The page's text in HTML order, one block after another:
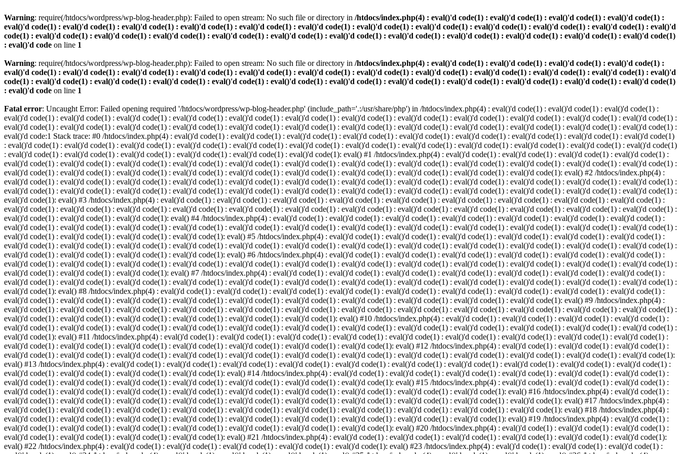
Warning: require(/htdocs/wordpress/wp-blog-header.php): Failed to open stream: No such file or directory in /htdocs/index.php(4) : eval()'d code(1) : eval()'d code(1) : eval()'d code(1) : eval()'d code(1) :
eval()'d code(1) : eval()'d code(1) : eval()'d code(1) : eval()'d code(1) : eval()'d code(1) : eval()'d code(1) : eval()'d code(1) : eval()'d code(1) : eval()'d code(1) : eval()'d code(1) : eval()'d code(1) : eval()'d
code(1) : eval()'d code(1) : eval()'d code(1) : eval()'d code(1) : eval()'d code(1) : eval()'d code(1) : eval()'d code(1) : eval()'d code(1) : eval()'d code(1) : eval()'d code(1) : eval()'d code(1) : eval()'d code(1)
: eval()'d code on line 1
Warning: require(/htdocs/wordpress/wp-blog-header.php): Failed to open stream: No such file or directory in /htdocs/index.php(4) : eval()'d code(1) : eval()'d code(1) : eval()'d code(1) : eval()'d code(1) :
eval()'d code(1) : eval()'d code(1) : eval()'d code(1) : eval()'d code(1) : eval()'d code(1) : eval()'d code(1) : eval()'d code(1) : eval()'d code(1) : eval()'d code(1) : eval()'d code(1) : eval()'d code(1) : eval()'d
code(1) : eval()'d code(1) : eval()'d code(1) : eval()'d code(1) : eval()'d code(1) : eval()'d code(1) : eval()'d code(1) : eval()'d code(1) : eval()'d code(1) : eval()'d code(1) : eval()'d code(1) : eval()'d code(1)
: eval()'d code on line 1
Fatal error: Uncaught Error: Failed opening required '/htdocs/wordpress/wp-blog-header.php' (include_path='.:/usr/share/php') in /htdocs/index.php(4) : eval()'d code(1) : eval()'d code(1) : eval()'d code(1) :
eval()'d code(1) : eval()'d code(1) : eval()'d code(1) : eval()'d code(1) : eval()'d code(1) : eval()'d code(1) : eval()'d code(1) : eval()'d code(1) : eval()'d code(1) : eval()'d code(1) : eval()'d code(1) : eval()'d code(1) :
eval()'d code(1) : eval()'d code(1) : eval()'d code(1) : eval()'d code(1) : eval()'d code(1) : eval()'d code(1) : eval()'d code(1) : eval()'d code(1) : eval()'d code(1) : eval()'d code(1) : eval()'d code(1) : eval()'d code(1) :
eval()'d code:1 Stack trace: #0 /htdocs/index.php(4) : eval()'d code(1) : eval()'d code(1) : eval()'d code(1) : eval()'d code(1) : eval()'d code(1) : eval()'d code(1) : eval()'d code(1) : eval()'d code(1) : eval()'d code(1)
: eval()'d code(1) : eval()'d code(1) : eval()'d code(1) : eval()'d code(1) : eval()'d code(1) : eval()'d code(1) : eval()'d code(1) : eval()'d code(1) : eval()'d code(1) : eval()'d code(1) : eval()'d code(1) : eval()'d code(1)
: eval()'d code(1) : eval()'d code(1) : eval()'d code(1) : eval()'d code(1) : eval()'d code(1) : eval()'d code(1): eval() #1 /htdocs/index.php(4) : eval()'d code(1) : eval()'d code(1) : eval()'d code(1) : eval()'d code(1) :
eval()'d code(1) : eval()'d code(1) : eval()'d code(1) : eval()'d code(1) : eval()'d code(1) : eval()'d code(1) : eval()'d code(1) : eval()'d code(1) : eval()'d code(1) : eval()'d code(1) : eval()'d code(1) : eval()'d code(1) :
eval()'d code(1) : eval()'d code(1) : eval()'d code(1) : eval()'d code(1) : eval()'d code(1) : eval()'d code(1) : eval()'d code(1) : eval()'d code(1) : eval()'d code(1) : eval()'d code(1): eval() #2 /htdocs/index.php(4) :
eval()'d code(1) : eval()'d code(1) : eval()'d code(1) : eval()'d code(1) : eval()'d code(1) : eval()'d code(1) : eval()'d code(1) : eval()'d code(1) : eval()'d code(1) : eval()'d code(1) : eval()'d code(1) : eval()'d code(1) :
eval()'d code(1) : eval()'d code(1) : eval()'d code(1) : eval()'d code(1) : eval()'d code(1) : eval()'d code(1) : eval()'d code(1) : eval()'d code(1) : eval()'d code(1) : eval()'d code(1) : eval()'d code(1) : eval()'d code(1) :
eval()'d code(1): eval() #3 /htdocs/index.php(4) : eval()'d code(1) : eval()'d code(1) : eval()'d code(1) : eval()'d code(1) : eval()'d code(1) : eval()'d code(1) : eval()'d code(1) : eval()'d code(1) : eval()'d code(1) :
eval()'d code(1) : eval()'d code(1) : eval()'d code(1) : eval()'d code(1) : eval()'d code(1) : eval()'d code(1) : eval()'d code(1) : eval()'d code(1) : eval()'d code(1) : eval()'d code(1) : eval()'d code(1) : eval()'d code(1) :
eval()'d code(1) : eval()'d code(1) : eval()'d code(1): eval() #4 /htdocs/index.php(4) : eval()'d code(1) : eval()'d code(1) : eval()'d code(1) : eval()'d code(1) : eval()'d code(1) : eval()'d code(1) : eval()'d code(1) :
eval()'d code(1) : eval()'d code(1) : eval()'d code(1) : eval()'d code(1) : eval()'d code(1) : eval()'d code(1) : eval()'d code(1) : eval()'d code(1) : eval()'d code(1) : eval()'d code(1) : eval()'d code(1) : eval()'d code(1) :
eval()'d code(1) : eval()'d code(1) : eval()'d code(1) : eval()'d code(1): eval() #5 /htdocs/index.php(4) : eval()'d code(1) : eval()'d code(1) : eval()'d code(1) : eval()'d code(1) : eval()'d code(1) : eval()'d code(1) :
eval()'d code(1) : eval()'d code(1) : eval()'d code(1) : eval()'d code(1) : eval()'d code(1) : eval()'d code(1) : eval()'d code(1) : eval()'d code(1) : eval()'d code(1) : eval()'d code(1) : eval()'d code(1) : eval()'d code(1) :
eval()'d code(1) : eval()'d code(1) : eval()'d code(1) : eval()'d code(1): eval() #6 /htdocs/index.php(4) : eval()'d code(1) : eval()'d code(1) : eval()'d code(1) : eval()'d code(1) : eval()'d code(1) : eval()'d code(1) :
eval()'d code(1) : eval()'d code(1) : eval()'d code(1) : eval()'d code(1) : eval()'d code(1) : eval()'d code(1) : eval()'d code(1) : eval()'d code(1) : eval()'d code(1) : eval()'d code(1) : eval()'d code(1) : eval()'d code(1) :
eval()'d code(1) : eval()'d code(1) : eval()'d code(1): eval() #7 /htdocs/index.php(4) : eval()'d code(1) : eval()'d code(1) : eval()'d code(1) : eval()'d code(1) : eval()'d code(1) : eval()'d code(1) : eval()'d code(1) :
eval()'d code(1) : eval()'d code(1) : eval()'d code(1) : eval()'d code(1) : eval()'d code(1) : eval()'d code(1) : eval()'d code(1) : eval()'d code(1) : eval()'d code(1) : eval()'d code(1) : eval()'d code(1) : eval()'d code(1) :
eval()'d code(1): eval() #8 /htdocs/index.php(4) : eval()'d code(1) : eval()'d code(1) : eval()'d code(1) : eval()'d code(1) : eval()'d code(1) : eval()'d code(1) : eval()'d code(1) : eval()'d code(1) : eval()'d code(1) :
eval()'d code(1) : eval()'d code(1) : eval()'d code(1) : eval()'d code(1) : eval()'d code(1) : eval()'d code(1) : eval()'d code(1) : eval()'d code(1) : eval()'d code(1) : eval()'d code(1): eval() #9 /htdocs/index.php(4) :
eval()'d code(1) : eval()'d code(1) : eval()'d code(1) : eval()'d code(1) : eval()'d code(1) : eval()'d code(1) : eval()'d code(1) : eval()'d code(1) : eval()'d code(1) : eval()'d code(1) : eval()'d code(1) : eval()'d code(1) :
eval()'d code(1) : eval()'d code(1) : eval()'d code(1) : eval()'d code(1) : eval()'d code(1) : eval()'d code(1): eval() #10 /htdocs/index.php(4) : eval()'d code(1) : eval()'d code(1) : eval()'d code(1) : eval()'d code(1) :
eval()'d code(1) : eval()'d code(1) : eval()'d code(1) : eval()'d code(1) : eval()'d code(1) : eval()'d code(1) : eval()'d code(1) : eval()'d code(1) : eval()'d code(1) : eval()'d code(1) : eval()'d code(1) : eval()'d code(1) :
eval()'d code(1): eval() #11 /htdocs/index.php(4) : eval()'d code(1) : eval()'d code(1) : eval()'d code(1) : eval()'d code(1) : eval()'d code(1) : eval()'d code(1) : eval()'d code(1) : eval()'d code(1) : eval()'d code(1) :
eval()'d code(1) : eval()'d code(1) : eval()'d code(1) : eval()'d code(1) : eval()'d code(1) : eval()'d code(1) : eval()'d code(1): eval() #12 /htdocs/index.php(4) : eval()'d code(1) : eval()'d code(1) : eval()'d code(1) :
eval()'d code(1) : eval()'d code(1) : eval()'d code(1) : eval()'d code(1) : eval()'d code(1) : eval()'d code(1) : eval()'d code(1) : eval()'d code(1) : eval()'d code(1) : eval()'d code(1) : eval()'d code(1) : eval()'d code(1):
eval() #13 /htdocs/index.php(4) : eval()'d code(1) : eval()'d code(1) : eval()'d code(1) : eval()'d code(1) : eval()'d code(1) : eval()'d code(1) : eval()'d code(1) : eval()'d code(1) : eval()'d code(1) : eval()'d code(1) :
eval()'d code(1) : eval()'d code(1) : eval()'d code(1) : eval()'d code(1): eval() #14 /htdocs/index.php(4) : eval()'d code(1) : eval()'d code(1) : eval()'d code(1) : eval()'d code(1) : eval()'d code(1) : eval()'d code(1) :
eval()'d code(1) : eval()'d code(1) : eval()'d code(1) : eval()'d code(1) : eval()'d code(1) : eval()'d code(1) : eval()'d code(1): eval() #15 /htdocs/index.php(4) : eval()'d code(1) : eval()'d code(1) : eval()'d code(1) :
eval()'d code(1) : eval()'d code(1) : eval()'d code(1) : eval()'d code(1) : eval()'d code(1) : eval()'d code(1) : eval()'d code(1) : eval()'d code(1) : eval()'d code(1): eval() #16 /htdocs/index.php(4) : eval()'d code(1) :
eval()'d code(1) : eval()'d code(1) : eval()'d code(1) : eval()'d code(1) : eval()'d code(1) : eval()'d code(1) : eval()'d code(1) : eval()'d code(1) : eval()'d code(1) : eval()'d code(1): eval() #17 /htdocs/index.php(4) :
eval()'d code(1) : eval()'d code(1) : eval()'d code(1) : eval()'d code(1) : eval()'d code(1) : eval()'d code(1) : eval()'d code(1) : eval()'d code(1) : eval()'d code(1) : eval()'d code(1): eval() #18 /htdocs/index.php(4) :
eval()'d code(1) : eval()'d code(1) : eval()'d code(1) : eval()'d code(1) : eval()'d code(1) : eval()'d code(1) : eval()'d code(1) : eval()'d code(1) : eval()'d code(1): eval() #19 /htdocs/index.php(4) : eval()'d code(1) :
eval()'d code(1) : eval()'d code(1) : eval()'d code(1) : eval()'d code(1) : eval()'d code(1) : eval()'d code(1) : eval()'d code(1): eval() #20 /htdocs/index.php(4) : eval()'d code(1) : eval()'d code(1) : eval()'d code(1) :
eval()'d code(1) : eval()'d code(1) : eval()'d code(1) : eval()'d code(1): eval() #21 /htdocs/index.php(4) : eval()'d code(1) : eval()'d code(1) : eval()'d code(1) : eval()'d code(1) : eval()'d code(1) : eval()'d code(1):
eval() #22 /htdocs/index.php(4) : eval()'d code(1) : eval()'d code(1) : eval()'d code(1) : eval()'d code(1) : eval()'d code(1): eval() #23 /htdocs/index.php(4) : eval()'d code(1) : eval()'d code(1) : eval()'d code(1) :